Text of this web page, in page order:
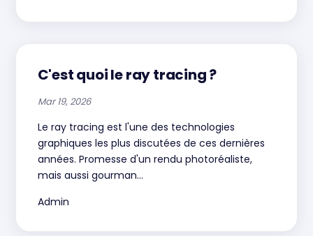
C'est quoi le ray tracing ?
Mar 19, 2026
Le ray tracing est l'une des technologies
graphiques les plus discutées de ces dernières
années. Promesse d'un rendu photoréaliste,
mais aussi gourman...
Admin